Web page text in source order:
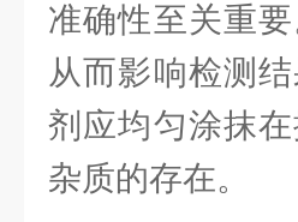
准确性至关重
从而影响检测
剂应均匀涂抹
杂质的存在。